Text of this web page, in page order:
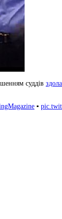
суддів
▪️